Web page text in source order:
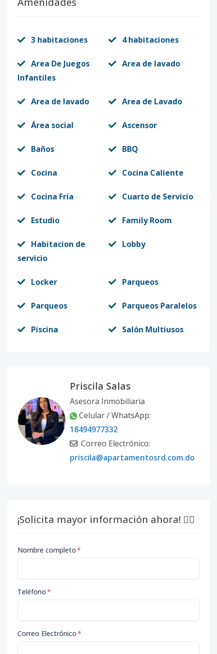
3 habitaciones 4 habitaciones
Area De Juegos
Infantiles
Area de lavado
Area de lavado Area de Lavado
Área social Ascensor
Baños BBQ
Cocina Cocina Caliente
Cocina Fría Cuarto de Servicio
Estudio Family Room
Habitacion de
servicio
Lobby
Locker Parqueos
Parqueos Parqueos Paralelos
Piscina Salón Multiusos
Priscila Salas
Asesora Inmobiliaria
Celular / WhatsApp:
18494977332
Correo Electrónico:
priscila@apartamentosrd.com.do
¡Solicita mayor información ahora! 👇🏽
Nombre completo*
Teléfono*
Correo Electrónico*